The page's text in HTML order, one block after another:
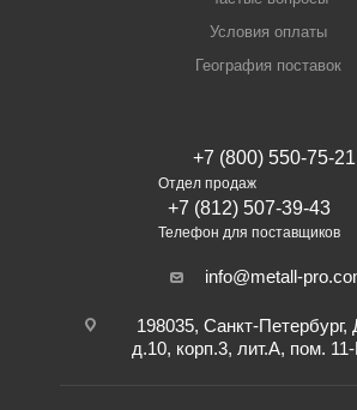
Условия оплаты
География поставок
+7 (800) 550-75-21
Отдел продаж
+7 (812) 507-39-43
Телефон для поставщиков
info@metall-
198035, Санкт-Петербург,
д.10, корп.3, лит.А, пом.